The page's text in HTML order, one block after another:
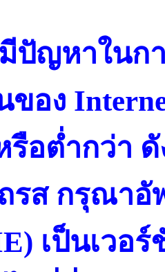
ญหาในกา
ของ
รือต่ำกว่า
รส กรุณาอั
เป็นเวอ